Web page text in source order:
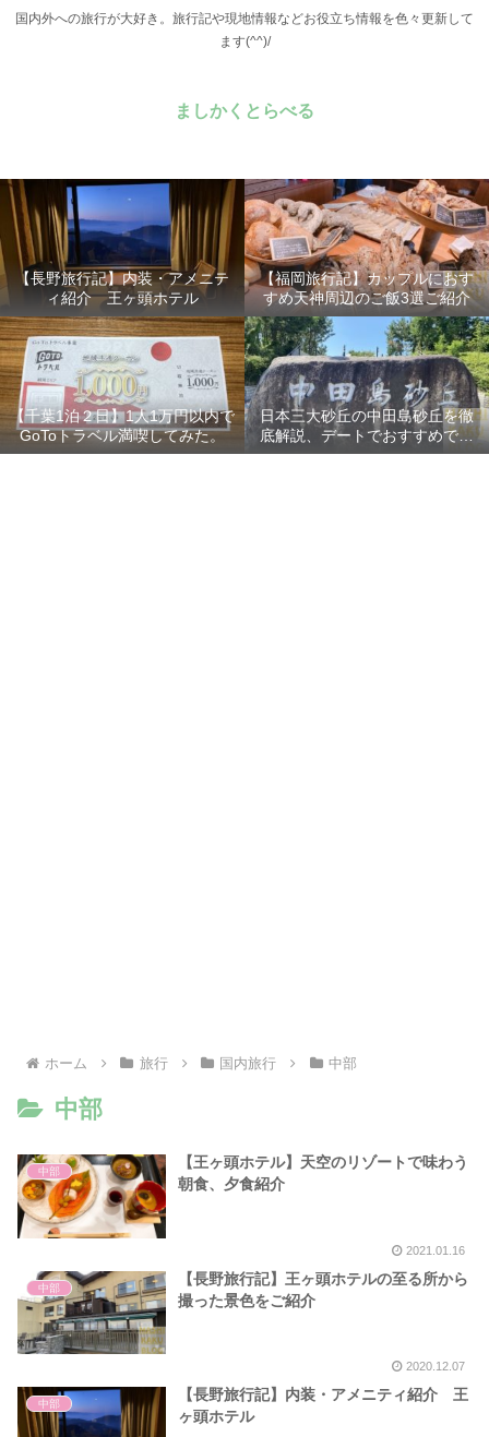
国内外への旅行が大好き。旅行記や現地情報などお役立ち情報を色々更新して
ます(^^)/
ましかくとらべる
【長野旅行記】内装・アメニテ
ィ紹介 王ヶ頭ホテル
【福岡旅行記】カップルにおす
すめ天神周辺のご飯3選ご紹介
【千葉1泊２日】1人1万円以内で
GoToトラベル満喫してみた。
日本三大砂丘の中田島砂丘を徹
底解説、デートでおすすめでき
る？
ホーム 旅行 国内旅行 中部
中部
中部
【王ヶ頭ホテル】天空のリゾートで味わう
朝食、夕食紹介
2021.01.16
中部
【長野旅行記】王ヶ頭ホテルの至る所から
撮った景色をご紹介
2020.12.07
中部
【長野旅行記】内装・アメニティ紹介 王
ヶ頭ホテル